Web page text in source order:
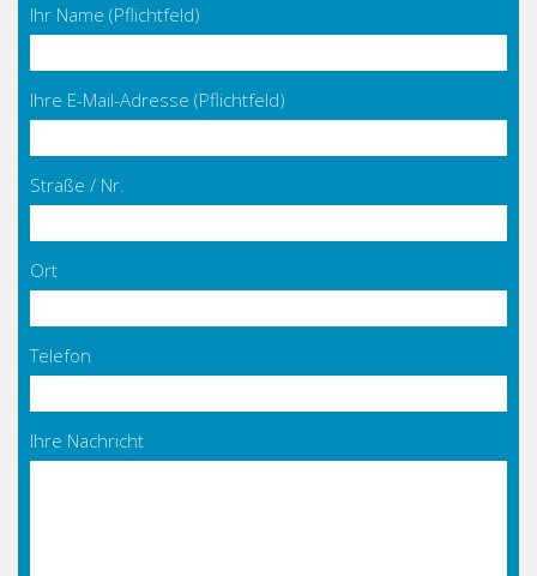
Ihr Name (Pflichtfeld)
Ihre E-Mail-Adresse (Pflichtfeld)
Straße / Nr.
Ort
Telefon
Ihre Nachricht